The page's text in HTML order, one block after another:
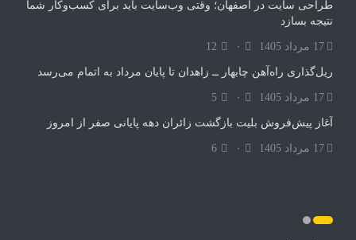
طراحی سایت در اصفهان؛ وقتی وب‌سایت باید برای کسب‌وکار شما
نتیجه بسازد
17 مرداد 1405 12
ریل‌گذاری راه‌آهن چابهار ــ زاهدان تا پایان مرداد به اتمام می‌رسد
17 مرداد 1405 5
آغاز پیش‌فروش بلیت بازگشت زائران دهه پایانی صفر از امروز
17 مرداد 1405 6